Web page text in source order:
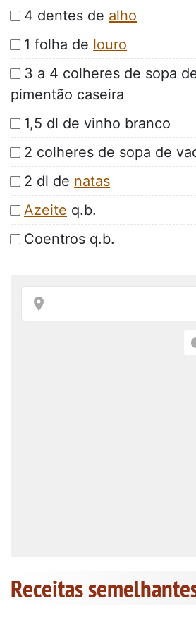
4 dentes de alho
1 folha de louro
3 a 4 colheres de sopa
pimentão caseira
1,5 dl de vinho branco
2 colheres de sopa de
2 dl de natas
Azeite q.b.
Coentros q.b.
Receitas